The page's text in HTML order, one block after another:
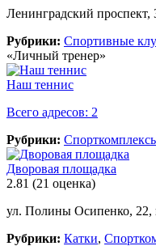
Ленинградский проспект,
Рубрики: Спортивные
«Личный тренер»
Наш теннис
Всего адресов: 2
Рубрики:
Дворовая площадка
2.81 (21 оценка)
ул. Полины Осипенко, 22,
Рубрики: Катки,